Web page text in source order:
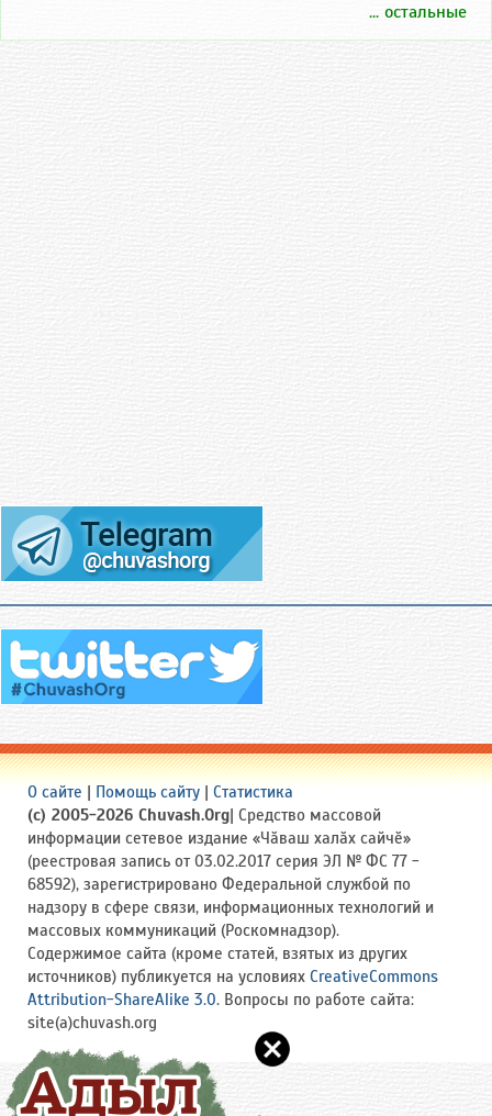
... остальные
О сайте Помощь сайту
Статистика
(c) 2005-2026 Chuvash.Org | Средство массовой
информации сетевое издание «Чӑваш халӑх сайчӗ»
(реестровая запись от 03.02.2017 серия ЭЛ № ФС 77 -
68592), зарегистрировано Федеральной службой по
надзору в сфере связи, информационных технологий и
массовых коммуникаций (Роскомнадзор).
Содержимое сайта (кроме статей, взятых из других
источников) публикуется на условиях CreativeCommons
Attribution-ShareAlike 3.0. Вопросы по работе сайта:
site(a)chuvash.org